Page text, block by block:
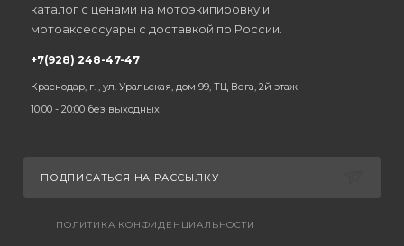
каталог с ценами на мотоэкипировку и
мотоаксессуары с доставкой по России.
+7(928) 248-47-47
Краснодар, г. , ул. Уральская, дом 99, ТЦ Вега, 2й этаж
10:00 - 20:00 без выходных
ПОДПИСАТЬСЯ НА РАССЫЛКУ
ПОЛИТИКА КОНФИДЕНЦИАЛЬНОСТИ